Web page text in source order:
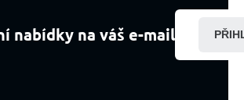
nabídky na váš e-mail